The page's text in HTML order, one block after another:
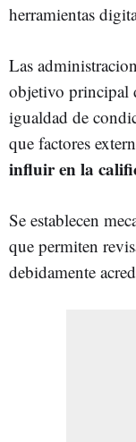
herramientas
Las
objetivo principal
igualdad de
que factores
influir en la
Se establecen
que permiten
debidamente